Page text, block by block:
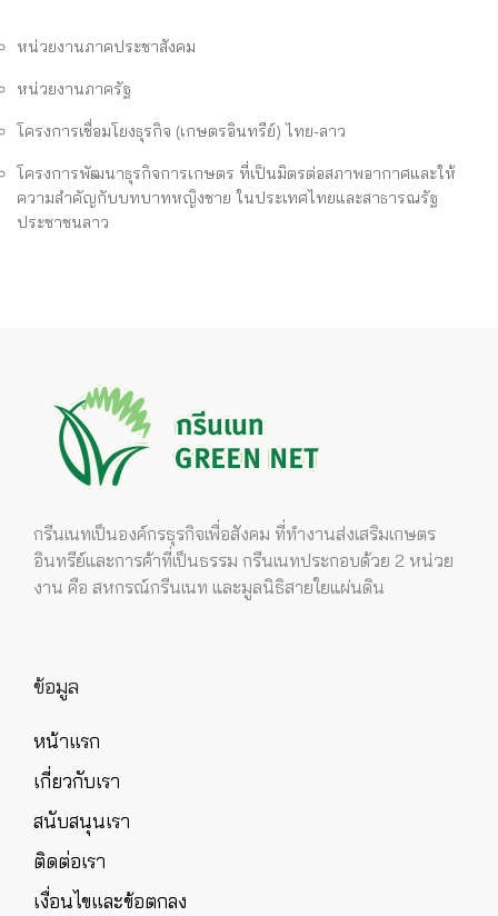
หน่วยงานภาคประชาสังคม
หน่วยงานภาครัฐ
โครงการเชื่อมโยงธุรกิจ (เกษตรอินทรีย์) ไทย-ลาว
โครงการพัฒนาธุรกิจการเกษตร ที่เป็นมิตรต่อสภาพอากาศและให้
ความสำคัญกับบทบาทหญิงชาย ในประเทศไทยและสาธารณรัฐ
ประชาชนลาว
กรีนเนทเป็นองค์กรธุรกิจเพื่อสังคม ที่ทำงานส่งเสริมเกษตร
อินทรีย์และการค้าที่เป็นธรรม กรีนเนทประกอบด้วย 2 หน่วย
งาน คือ สหกรณ์กรีนเนท และมูลนิธิสายใยแผ่นดิน
ข้อมูล
หน้าแรก
เกี่ยวกับเรา
สนับสนุนเรา
ติดต่อเรา
เงื่อนไขและข้อตกลง